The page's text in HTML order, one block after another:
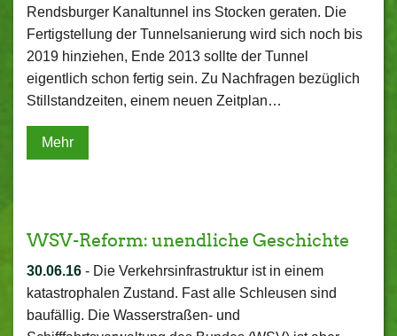
Rendsburger Kanaltunnel ins Stocken geraten. Die
Fertigstellung der Tunnelsanierung wird sich noch bis
2019 hinziehen, Ende 2013 sollte der Tunnel
eigentlich schon fertig sein. Zu Nachfragen bezüglich
Stillstandzeiten, einem neuen Zeitplan…
Mehr
WSV-Reform: unendliche Geschichte
30.06.16 - Die Verkehrsinfrastruktur ist in einem
katastrophalen Zustand. Fast alle Schleusen sind
baufällig. Die Wasserstraßen- und